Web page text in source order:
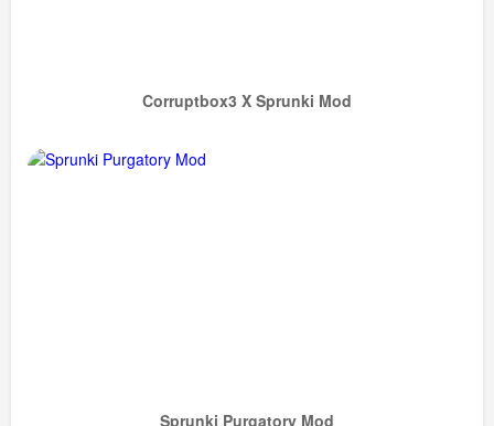
Corruptbox3 X Sprunki Mod
Sprunki Purgatory Mod